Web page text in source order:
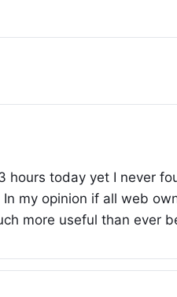
hours today yet I never
my opinion if all web
more useful than ever